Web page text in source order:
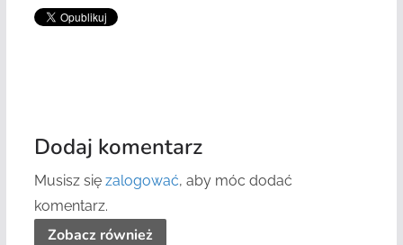
Dodaj komentarz
Musisz się zalogować, aby móc dodać
komentarz.
Zobacz również